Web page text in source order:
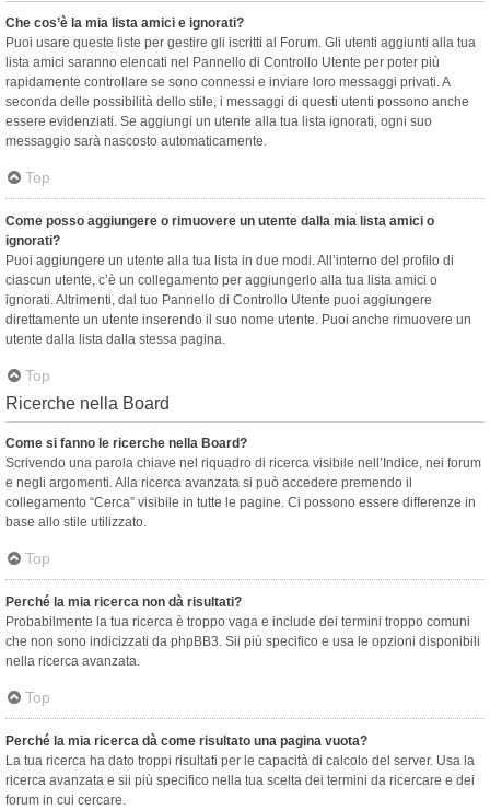
Che cos’è la mia lista amici e ignorati?
Puoi usare queste liste per gestire gli iscritti al Forum. Gli utenti aggiunti alla tua
lista amici saranno elencati nel Pannello di Controllo Utente per poter più
rapidamente controllare se sono connessi e inviare loro messaggi privati. A
seconda delle possibilità dello stile, i messaggi di questi utenti possono anche
essere evidenziati. Se aggiungi un utente alla tua lista ignorati, ogni suo
messaggio sarà nascosto automaticamente.
Top
Come posso aggiungere o rimuovere un utente dalla mia lista amici o
ignorati?
Puoi aggiungere un utente alla tua lista in due modi. All’interno del profilo di
ciascun utente, c’è un collegamento per aggiungerlo alla tua lista amici o
ignorati. Altrimenti, dal tuo Pannello di Controllo Utente puoi aggiungere
direttamente un utente inserendo il suo nome utente. Puoi anche rimuovere un
utente dalla lista dalla stessa pagina.
Top
Ricerche nella Board
Come si fanno le ricerche nella Board?
Scrivendo una parola chiave nel riquadro di ricerca visibile nell’Indice, nei forum
e negli argomenti. Alla ricerca avanzata si può accedere premendo il
collegamento “Cerca” visibile in tutte le pagine. Ci possono essere differenze in
base allo stile utilizzato.
Top
Perché la mia ricerca non dà risultati?
Probabilmente la tua ricerca è troppo vaga e include dei termini troppo comuni
che non sono indicizzati da phpBB3. Sii più specifico e usa le opzioni disponibili
nella ricerca avanzata.
Top
Perché la mia ricerca dà come risultato una pagina vuota?
La tua ricerca ha dato troppi risultati per le capacità di calcolo del server. Usa la
ricerca avanzata e sii più specifico nella tua scelta dei termini da ricercare e dei
forum in cui cercare.